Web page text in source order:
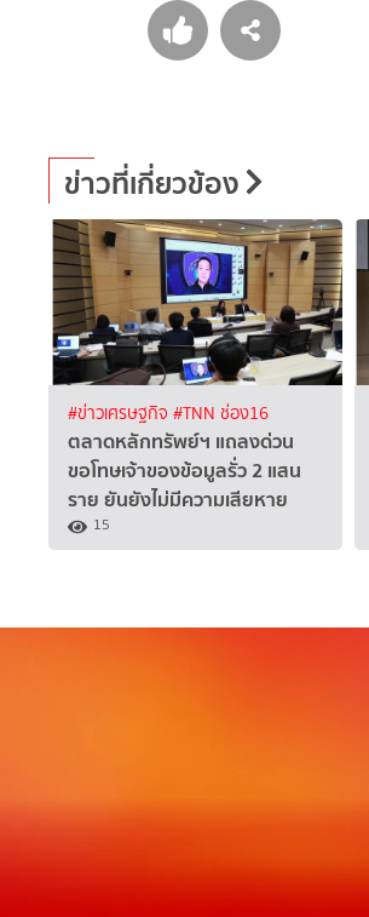
ข่าวที่เกี่ยวข้อง
#ข่าวเศรษฐกิจ #TNN ช่อง16
ตลาดหลักทรัพย์ฯ แถลงด่วน
ขอโทษเจ้าของข้อมูลรั่ว 2 แสน
ราย ยันยังไม่มีความเสียหาย
15